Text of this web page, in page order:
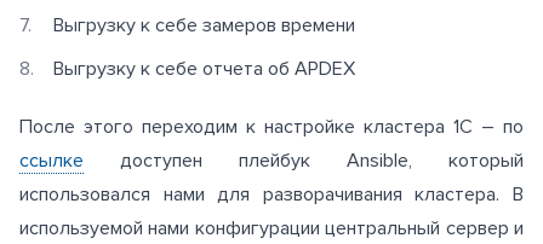
Выгрузку к себе замеров времени
Выгрузку к себе отчета об APDEX
После этого переходим к настройке кластера 1С – по
ссылке доступен плейбук Ansible, который
использовался нами для разворачивания кластера. В
используемой нами конфигурации центральный сервер и